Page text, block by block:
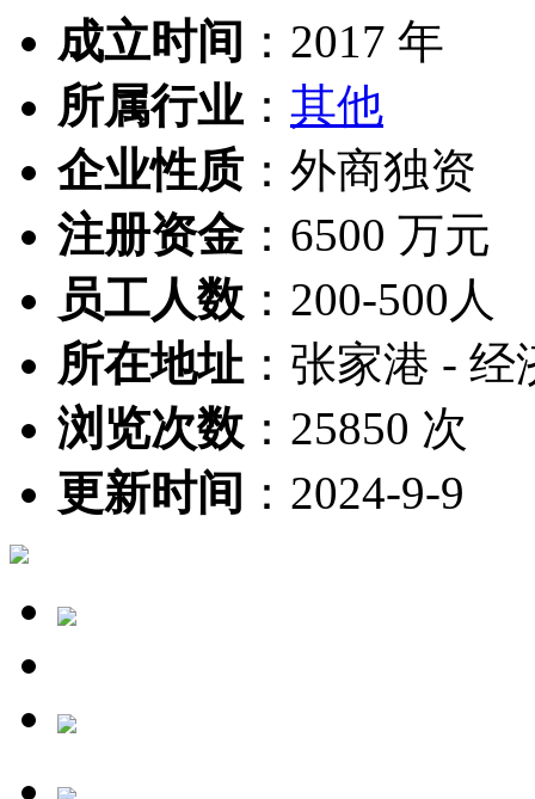
成立时间 ： 2017 年
所属行业： 其他
企业性质： 外商独资
注册资金： 6500 万元
员工人数 ： 200-500人
所在地址 ： 张家港 - 经
浏览次数 ： 25850 次
更新时间 ： 2024-9-9